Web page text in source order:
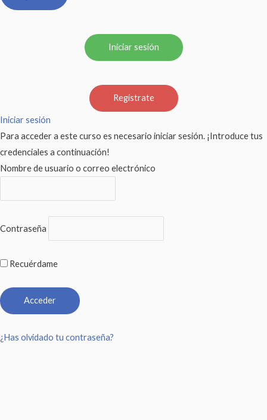
Iniciar sesión
Regístrate
Iniciar sesión
Para acceder a este curso es necesario iniciar sesión. ¡Introduce tus
credenciales a continuación!
Nombre de usuario o correo electrónico
Contraseña
Recuérdame
¿Has olvidado tu contraseña?